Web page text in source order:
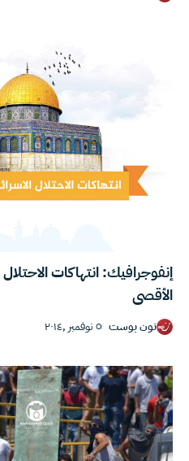
إنفوجرافيك: انتهاكات
الأقصى
نون بوست ٥ نوفمبر ,٢٠١٤